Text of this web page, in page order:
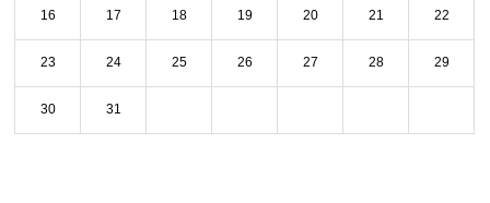
16 17 18 19 20 21 22
23 24 25 26 27 28 29
30 31